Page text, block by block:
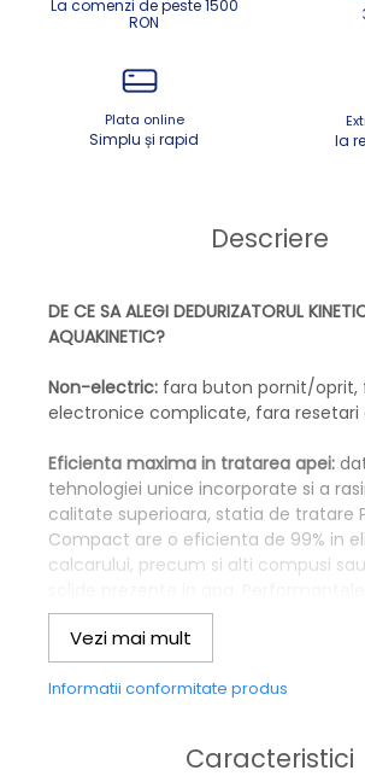
La comenzi de peste 1500
RON
Plata online
Simplu și rapid la
Descriere
DE CE SA ALEGI DEDURIZATORUL
AQUAKINETIC?
Non-electric: fara buton pornit/oprit,
electronice complicate, fara resetari
Eficienta maxima in tratarea apei:
tehnologiei unice incorporate si a
calitate superioara, statia de tratare
Compact are o eficienta de 99% in
calcarului, precum si alti compusi
echipament sunt certificate NSF.
Fiabilitate ridicata:adauga doar sare
o apa de calitate, pentru ca restul l-
datorita
(Twin Tank), regenerarea alternativa
Vezi mai mult
Informatii conformitate produs
Caracteristici